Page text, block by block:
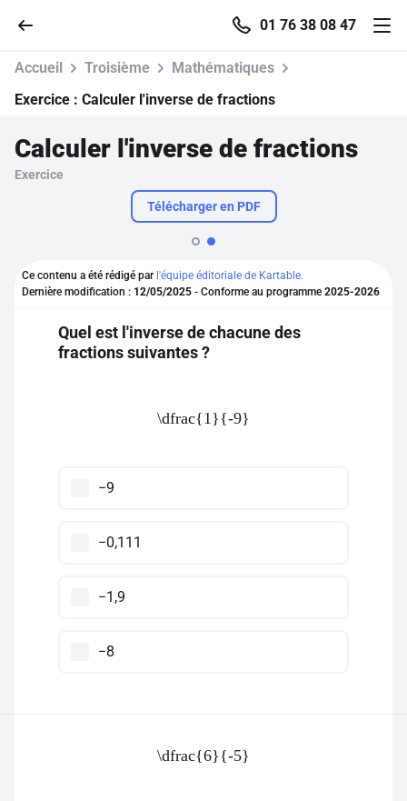
01 76 38 08 47
Accueil
Se connecter
S'inscrire gratuitement
Accueil Troisième
Mathématiques
Exercice : Calculer l'inverse de fractions
Calculer l'inverse de fractions
Exercice
Télécharger en PDF
Ce contenu a été rédigé par l'équipe éditoriale de Kartable.
Dernière modification : 12/05/2025 - Conforme au programme 2025-2026
Quel est l'inverse de chacune des
fractions suivantes ?
\dfrac{1}{-9}
−9
−0,111
−1,9
−8
\dfrac{6}{-5}